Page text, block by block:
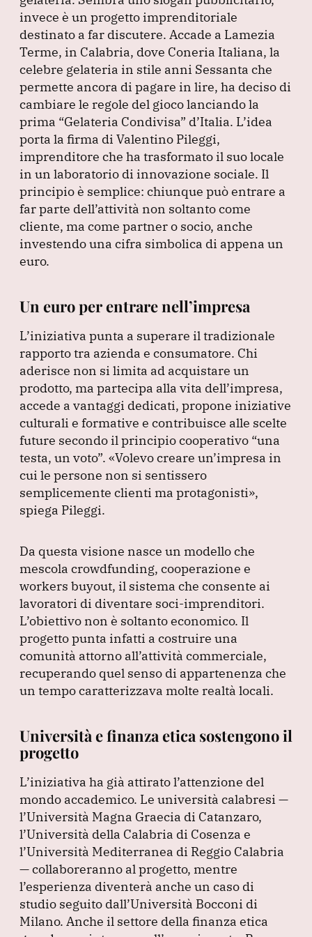
e
b
o
o
k
e
dI
n
s
A
p
p
gr
a
m
l
invece è un progetto imprenditoriale
destinato a far discutere. Accade a Lamezia
Terme, in Calabria, dove Coneria Italiana, la
celebre gelateria in stile anni Sessanta che
permette ancora di pagare in lire, ha deciso di
cambiare le regole del gioco lanciando la
prima “Gelateria Condivisa” d’Italia. L’idea
porta la firma di Valentino Pileggi,
imprenditore che ha trasformato il suo locale
in un laboratorio di innovazione sociale. Il
principio è semplice: chiunque può entrare a
far parte dell’attività non soltanto come
cliente, ma come partner o socio, anche
investendo una cifra simbolica di appena un
euro.
Un euro per entrare nell’impresa
L’iniziativa punta a superare il tradizionale
rapporto tra azienda e consumatore. Chi
aderisce non si limita ad acquistare un
prodotto, ma partecipa alla vita dell’impresa,
accede a vantaggi dedicati, propone iniziative
culturali e formative e contribuisce alle scelte
future secondo il principio cooperativo “una
testa, un voto”. «Volevo creare un’impresa in
cui le persone non si sentissero
semplicemente clienti ma protagonisti»,
spiega Pileggi.
Da questa visione nasce un modello che
mescola crowdfunding, cooperazione e
workers buyout, il sistema che consente ai
lavoratori di diventare soci-imprenditori.
L’obiettivo non è soltanto economico. Il
progetto punta infatti a costruire una
comunità attorno all’attività commerciale,
recuperando quel senso di appartenenza che
un tempo caratterizzava molte realtà locali.
Università e finanza etica sostengono il
progetto
L’iniziativa ha già attirato l’attenzione del
mondo accademico. Le università calabresi —
l’Università Magna Graecia di Catanzaro,
l’Università della Calabria di Cosenza e
l’Università Mediterranea di Reggio Calabria
— collaboreranno al progetto, mentre
l’esperienza diventerà anche un caso di
studio seguito dall’Università Bocconi di
Milano. Anche il settore della finanza etica